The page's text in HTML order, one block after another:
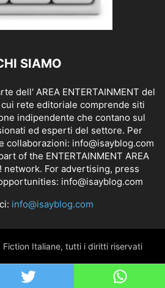
SIAMO
dell' AREA ENTERTAINMENT del
rete editoriale comprende siti
indipendente che contano sul
ed esperti del settore. Per
collaborazioni: info@isayblog.com
of the ENTERTAINMENT AREA
network. For advertising, press
info@isayblog.com
info@isayblog.com
Italiane, tutti i diritti riservati